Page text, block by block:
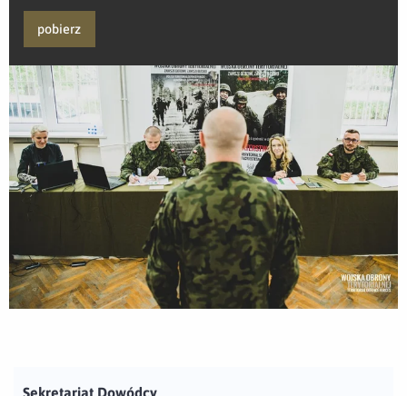
pobierz
Sekretariat Dowódcy